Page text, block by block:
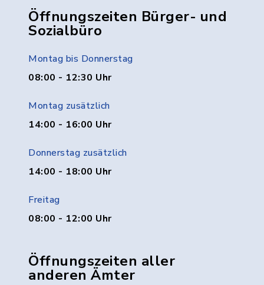
Öffnungszeiten Bürger- und
Sozialbüro
Montag bis Donnerstag
08:00 - 12:30 Uhr
Montag zusätzlich
14:00 - 16:00 Uhr
Donnerstag zusätzlich
14:00 - 18:00 Uhr
Freitag
08:00 - 12:00 Uhr
Öffnungszeiten aller
anderen Ämter